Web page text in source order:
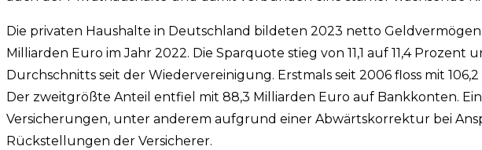
Die privaten Haushalte in Deutschland bildeten 2023 netto Geldvermögen
Milliarden Euro im Jahr 2022. Die Sparquote stieg von 11,1 auf 11,4
Durchschnitts seit der Wiedervereinigung. Erstmals seit 2006 floss mit
Der zweitgrößte Anteil entfiel mit 88,3 Milliarden Euro auf Bankkonten.
Versicherungen, unter anderem aufgrund einer Abwärtskorrektur bei
Rückstellungen der Versicherer.